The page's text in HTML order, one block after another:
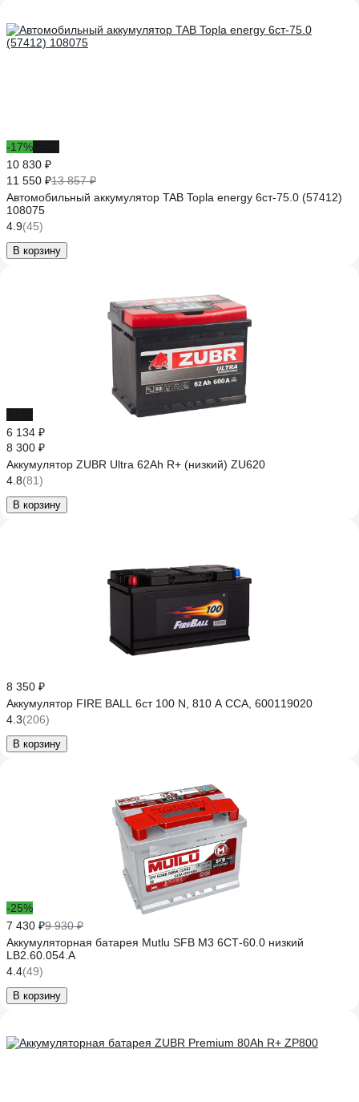
-17%
10 830 ₽
11 550 ₽13 857 ₽
Автомобильный аккумулятор TAB Topla energy 6ст-75.0 (57412)
108075
4.9(45)
В корзину
6 134 ₽
8 300 ₽
Аккумулятор ZUBR Ultra 62Ah R+ (низкий) ZU620
4.8(81)
В корзину
8 350 ₽
Аккумулятор FIRE BALL 6ст 100 N, 810 А CCA, 600119020
4.3(206)
В корзину
-25%
7 430 ₽9 930 ₽
Аккумуляторная батарея Mutlu SFB M3 6СТ-60.0 низкий
LB2.60.054.A
4.4(49)
В корзину